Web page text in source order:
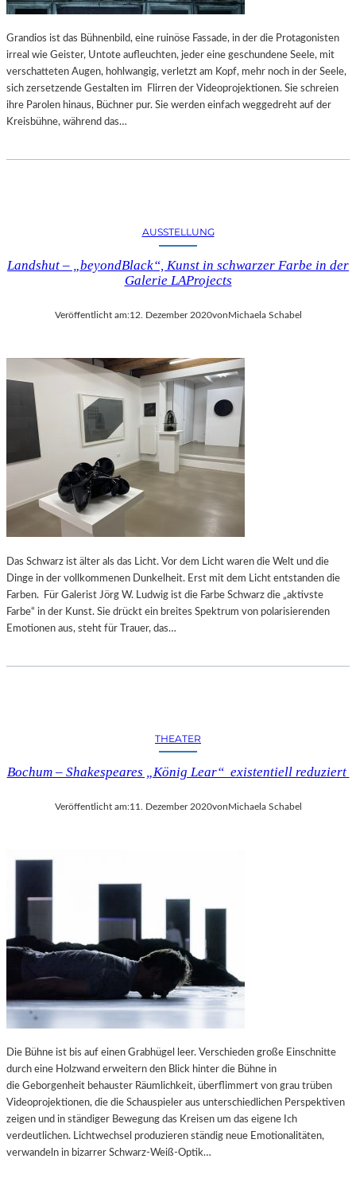
Grandios ist das Bühnenbild, eine ruinöse Fassade, in der die Protagonisten
irreal wie Geister, Untote aufleuchten, jeder eine geschundene Seele, mit
verschatteten Augen, hohlwangig, verletzt am Kopf, mehr noch in der Seele,
sich zersetzende Gestalten im Flirren der Videoprojektionen. Sie schreien
ihre Parolen hinaus, Büchner pur. Sie werden einfach weggedreht auf der
Kreisbühne, während das…
AUSSTELLUNG
Landshut – „beyondBlack“, Kunst in schwarzer Farbe in der
Galerie LAProjects
Veröffentlicht am:12. Dezember 2020von Michaela Schabel
Das Schwarz ist älter als das Licht. Vor dem Licht waren die Welt und die
Dinge in der vollkommenen Dunkelheit. Erst mit dem Licht entstanden die
Farben. Für Galerist Jörg W. Ludwig ist die Farbe Schwarz die „aktivste
Farbe“ in der Kunst. Sie drückt ein breites Spektrum von polarisierenden
Emotionen aus, steht für Trauer, das…
THEATER
Bochum – Shakespeares „König Lear“ existentiell reduziert
Veröffentlicht am:11. Dezember 2020vonMichaela Schabel
Die Bühne ist bis auf einen Grabhügel leer. Verschieden große Einschnitte
durch eine Holzwand erweitern den Blick hinter die Bühne in
die Geborgenheit behauster Räumlichkeit, überflimmert von grau trüben
Videoprojektionen, die die Schauspieler aus unterschiedlichen Perspektiven
zeigen und in ständiger Bewegung das Kreisen um das eigene Ich
verdeutlichen. Lichtwechsel produzieren ständig neue Emotionalitäten,
verwandeln in bizarrer Schwarz-Weiß-Optik…